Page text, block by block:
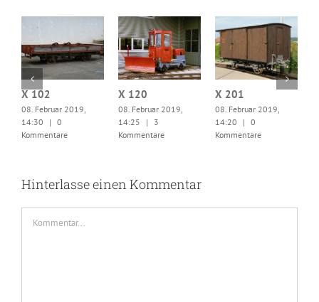
X 102
08. Februar 2019,
14:30
| 0
Kommentare
X 120
08. Februar 2019,
14:25
|
3
Kommentare
X 201
08. Februar 2019,
14:20
| 0
Kommentare
Hinterlasse einen Kommentar